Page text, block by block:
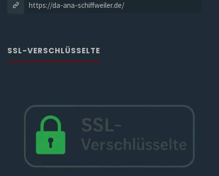
https://da-ana-schiffweiler.de/
SSL-VERSCHLÜSSELTE